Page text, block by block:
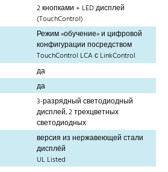
2 кнопками + LED дисплей
(TouchControl)
Режим «обучение» и цифровой
конфигурации посредством
TouchControl LCA с LinkControl
да
да
3-разрядный светодиодный
дисплей, 2 трехцветных
светодиодных
версия из нержавеющей стали
диспле́й
UL Listed